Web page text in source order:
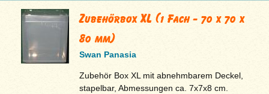
Zubehörbox XL (1 Fach - 70 x 70 x
80 mm)
Swan Panasia
Zubehör Box XL mit abnehmbarem Deckel,
stapelbar, Abmessungen ca. 7x7x8 cm.